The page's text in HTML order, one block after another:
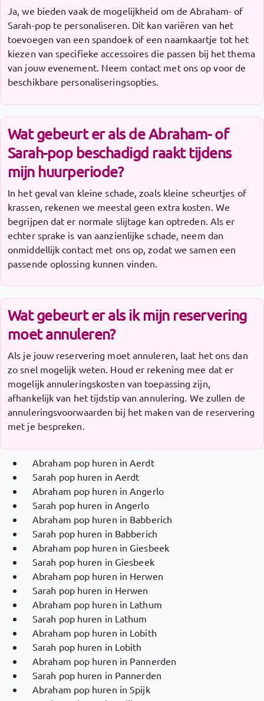
Ja, we bieden vaak de mogelijkheid om de Abraham- of
Sarah-pop te personaliseren. Dit kan variëren van het
toevoegen van een spandoek of een naamkaartje tot het
kiezen van specifieke accessoires die passen bij het thema
van jouw evenement. Neem contact met ons op voor de
beschikbare personaliseringsopties.
Wat gebeurt er als de Abraham- of
Sarah-pop beschadigd raakt tijdens
mijn huurperiode?
In het geval van kleine schade, zoals kleine scheurtjes of
krassen, rekenen we meestal geen extra kosten. We
begrijpen dat er normale slijtage kan optreden. Als er
echter sprake is van aanzienlijke schade, neem dan
onmiddellijk contact met ons op, zodat we samen een
passende oplossing kunnen vinden.
Wat gebeurt er als ik mijn reservering
moet annuleren?
Als je jouw reservering moet annuleren, laat het ons dan
zo snel mogelijk weten. Houd er rekening mee dat er
mogelijk annuleringskosten van toepassing zijn,
afhankelijk van het tijdstip van annulering. We zullen de
annuleringsvoorwaarden bij het maken van de reservering
met je bespreken.
Abraham pop huren in Aerdt
Sarah pop huren in Aerdt
Abraham pop huren in Angerlo
Sarah pop huren in Angerlo
Abraham pop huren in Babberich
Sarah pop huren in Babberich
Abraham pop huren in Giesbeek
Sarah pop huren in Giesbeek
Abraham pop huren in Herwen
Sarah pop huren in Herwen
Abraham pop huren in Lathum
Sarah pop huren in Lathum
Abraham pop huren in Lobith
Sarah pop huren in Lobith
Abraham pop huren in Pannerden
Sarah pop huren in Pannerden
Abraham pop huren in Spijk